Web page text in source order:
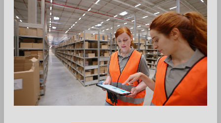
Anmelden
Die Preise werden nach der
Aktivierung angezeigt